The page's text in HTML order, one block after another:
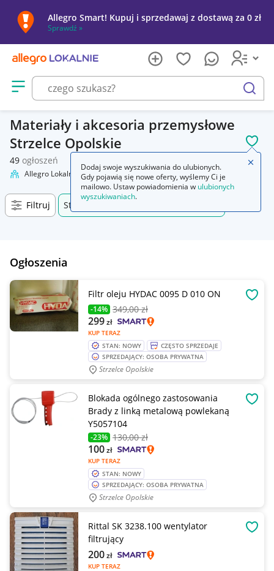
Allegro Smart! Kupuj i sprzedawaj z dostawą za 0 zł
Sprawdź »
Otwórz menu z kategoriami
szukaj
Materiały i akcesoria przemysłowe
Strzelce Opolskie
49 ogłoszeń
Allegro Lokalnie Firma i usługi Przemysł Materiały i akcesoria
Filtruj Strzelce Opolskie, Opolskie, +0 km
Ogłoszenia
Filtr oleju HYDAC 0095 D 010 ON
-14% 349,00 zł
KUP TERAZ
299zł
STAN: NOWY
CZĘSTO SPRZEDAJE
SPRZEDAJĄCY: OSOBA PRYWATNA
Strzelce Opolskie
Blokada ogólnego zastosowania
Brady z linką metalową powlekaną
Y5057104
-23% 130,00 zł
KUP TERAZ
100zł
STAN: NOWY
SPRZEDAJĄCY: OSOBA PRYWATNA
Strzelce Opolskie
Rittal SK 3238.100 wentylator
filtrujący
KUP TERAZ
200zł
Dodaj swoje wyszukiwania do ulubionych.
Gdy pojawią się nowe oferty, wyślemy Ci je
mailowo. Ustaw powiadomienia w ulubionych
wyszukiwaniach.